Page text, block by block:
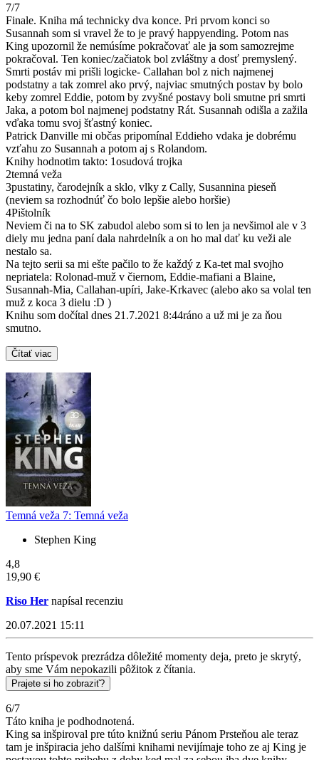
7/7
Finale. Kniha má technicky dva konce. Pri prvom konci so
Susannah som si vravel že to je pravý happyending. Potom nas
King upozornil že nemúsíme pokračovať ale ja som samozrejme
pokračoval. Ten koniec/začiatok bol zvláštny a dosť premyslený.
Smrti postáv mi prišli logicke- Callahan bol z nich najmenej
podstatny a tak zomrel ako prvý, najviac smutných postav by bolo
keby zomrel Eddie, potom by zvyšné postavy boli smutne pri smrti
Jaka, a potom bol najmenej podstatny Rát. Susannah odišla a zažila
vďaka tomu svoj šťastný koniec.
Patrick Danville mi občas pripomínal Eddieho vdaka je dobrému
vzťahu zo Susannah a potom aj s Rolandom.
Knihy hodnotim takto: 1osudová trojka
2temná veža
3pustatiny, čarodejník a sklo, vlky z Cally, Susannina pieseň
(neviem sa rozhodnúť čo bolo lepšie alebo horšie)
4Pištolník
Neviem či na to SK zabudol alebo som si to len ja nevšimol ale v 3
diely mu jedna paní dala nahrdelník a on ho mal dať ku veži ale
nestalo sa.
Na tejto serii sa mi ešte pačilo to že každý z Ka-tet mal svojho
nepriatela: Rolonad-muž v čiernom, Eddie-mafiani a Blaine,
Susannah-Mia, Callahan-upíri, Jake-Krkavec (alebo ako sa volal ten
muž z koca 3 dielu :D )
Knihu som dočítal dnes 21.7.2021 8:44ráno a už mi je za ňou
smutno.
Čítať viac
Temná veža 7: Temná veža
Stephen King
4,8
19,90 €
Riso Her napísal recenziu
20.07.2021 15:11
Tento príspevok prezrádza dôležité momenty deja, preto je skrytý,
aby sme Vám nepokazili pôžitok z čítania.
Prajete si ho zobraziť?
6/7
Táto kniha je podhodnotená.
King sa inšpiroval pre túto knižnú seriu Pánom Prsteňou ale teraz
tam je inšpiracia jeho dalšími knihami nevijímaje toho ze aj King je